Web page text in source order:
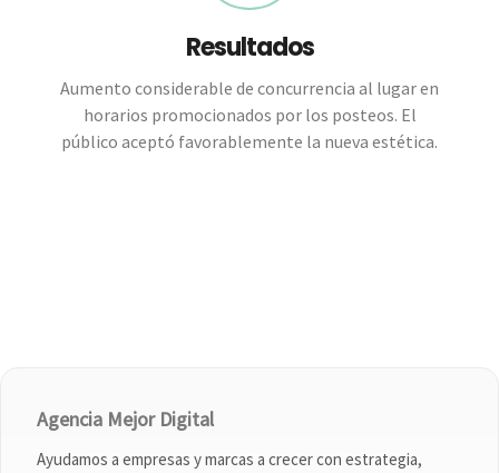
Resultados
Aumento considerable de concurrencia al lugar en
horarios promocionados por los posteos. El
público aceptó favorablemente la nueva estética.
Agencia Mejor Digital
Ayudamos a empresas y marcas a crecer con estrategia,